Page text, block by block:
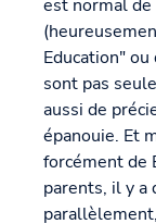
est normal
Education"
sont pas
aussi de
épanouie. Et
forcément de
parents, il y a